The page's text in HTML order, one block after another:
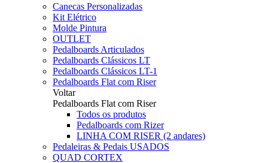
Canecas Personalizadas
Kit Elétrico
Molde Pintura
OUTLET
Pedalboards Articulados
Pedalboards Clássicos LT
Pedalboards Clássicos LT-1
Pedalboards Flat com Riser
Voltar
Pedalboards Flat com Riser
Todos os produtos
Pedalboards com Rizer
LINHA COM RISER (2 andares)
Pedaleiras & Pedais USADOS
QUAD CORTEX